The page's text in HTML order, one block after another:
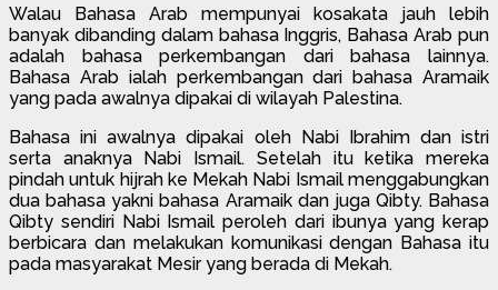
Walau Bahasa Arab mempunyai kosakata jauh lebih
banyak dibanding dalam bahasa Inggris, Bahasa Arab pun
adalah bahasa perkembangan dari bahasa lainnya.
Bahasa Arab ialah perkembangan dari bahasa Aramaik
yang pada awalnya dipakai di wilayah Palestina.
Bahasa ini awalnya dipakai oleh Nabi Ibrahim dan istri
serta anaknya Nabi Ismail. Setelah itu ketika mereka
pindah untuk hijrah ke Mekah Nabi Ismail menggabungkan
dua bahasa yakni bahasa Aramaik dan juga Qibty. Bahasa
Qibty sendiri Nabi Ismail peroleh dari ibunya yang kerap
berbicara dan melakukan komunikasi dengan Bahasa itu
pada masyarakat Mesir yang berada di Mekah.